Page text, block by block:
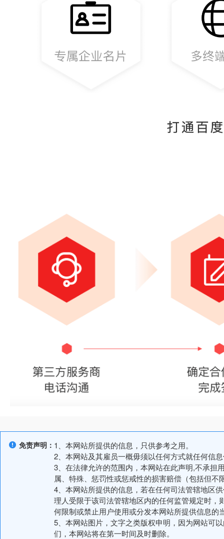
免责声明： 1、本网站所提供的信息，只供参考之用。
2、本网站及其雇员一概毋须以任何方式就任何信
3、在法律允许的范围内，本网站在此声明,不承担
属、特殊、惩罚性或惩戒性的损害赔偿（包括但
4、本网站所提供的信息，若在任何司法管辖地区
理人受限于该司法管辖地区内的任何监管规定时
何限制或禁止用户使用或分发本网站所提供信息的
5、本网站图片，文字之类版权申明，因为网站可
们，本网站将在第一时间及时删除。